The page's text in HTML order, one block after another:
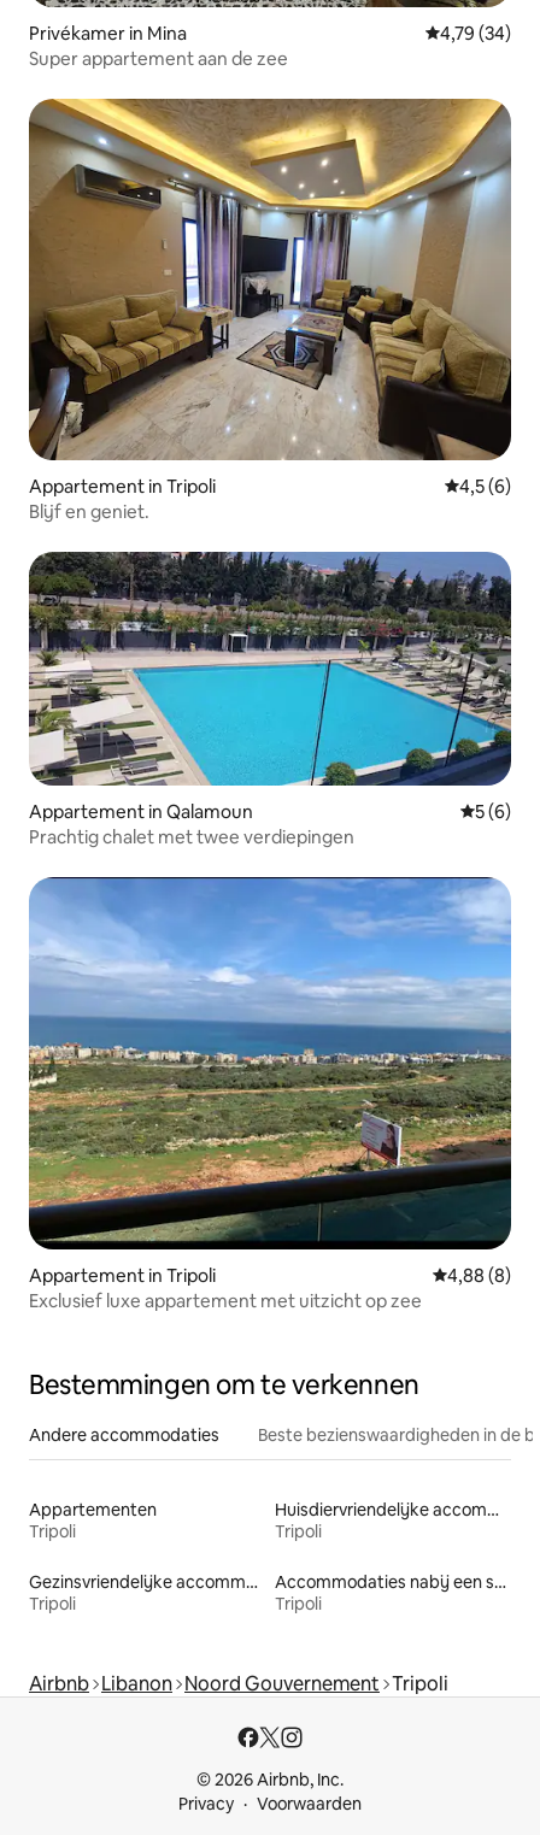
Privékamer in Mina Gemiddelde
4,79 (34)
Super appartement aan de zee
Appartement in Tripoli
4,5 (6)
Blijf en geniet.
Appartement in Qalamoun
5 (6)
Prachtig chalet met twee verdiepingen
Appartement in Tripoli Gemiddelde
4,88 (8)
Exclusief luxe appartement met uitzicht op zee
Bestemmingen om te verkennen
Andere accommodaties Beste bezienswaardigheden in de
Appartementen
Tripoli
Huisdiervriendelijke accommodaties
Tripoli
Gezinsvriendelijke accommodaties
Tripoli
Accommodaties nabij een strand
Tripoli
Airbnb Libanon Noord Gouvernement Tripoli
© 2026 Airbnb, Inc.
Privacy
Voorwaarden